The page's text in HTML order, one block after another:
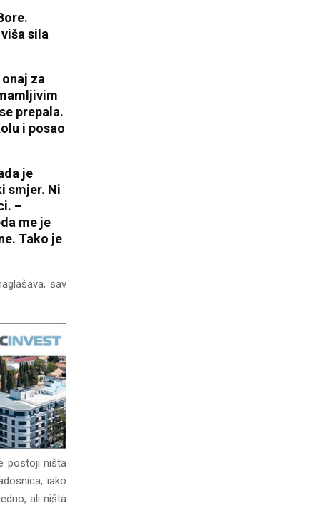
sila
za
prepala.
i posao
je
smjer. Ni
–
me je
Tako je
sav
postoji ništa
iako
ali ništa